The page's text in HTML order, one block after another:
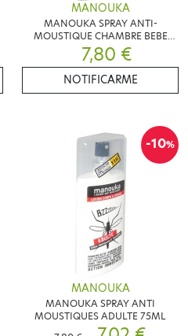
MANOUKA
MANOUKA SPRAY ANTI-
MOUSTIQUE CHAMBRE BEBE
75ML
7,80 €
NOTIFICARME
-10%
MANOUKA
MANOUKA SPRAY ANTI
MOUSTIQUES ADULTE 75ML